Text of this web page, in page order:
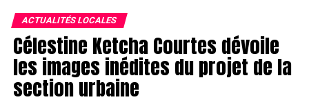
ACTUALITÉS LOCALES
Célestine Ketcha Courtes dévoile
les images inédites du projet de la
section urbaine